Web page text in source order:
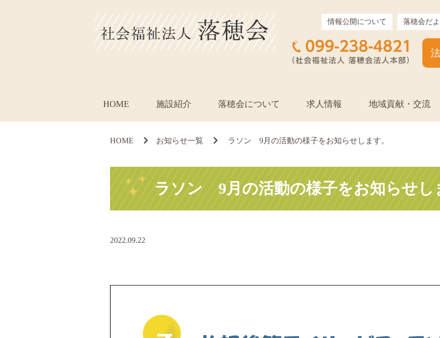
情報公開について 落穂会だ
HOME 施設紹介 落穂会について 求人情報 地域貢献・交流
HOME お知らせ一覧 ラソン 9月の活動の様子をお知らせします。
ラソン 9月の活動の様子をお知らせし
2022.09.22